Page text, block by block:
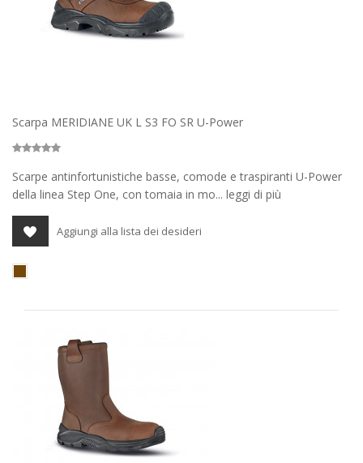
Scarpa MERIDIANE UK L S3 FO SR U-Power
Scarpe antinfortunistiche basse, comode e traspiranti U-Power
della linea Step One, con tomaia in mo... leggi di più
Aggiungi alla lista dei desideri